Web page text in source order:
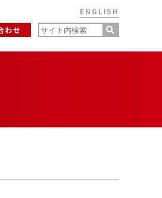
ENGLISH
わせ